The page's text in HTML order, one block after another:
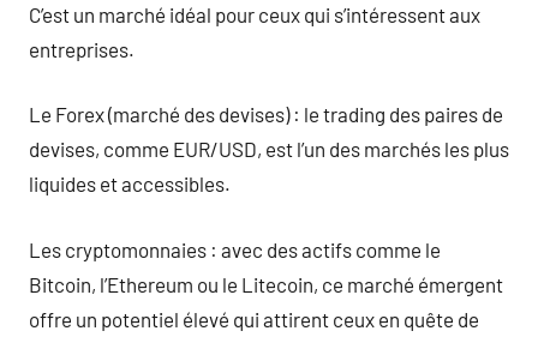
C’est un marché idéal pour ceux qui s’intéressent aux
entreprises.
Le Forex (marché des devises) : le trading des paires de
devises, comme EUR/USD, est l’un des marchés les plus
liquides et accessibles.
Les cryptomonnaies : avec des actifs comme le
Bitcoin, l’Ethereum ou le Litecoin, ce marché émergent
offre un potentiel élevé qui attirent ceux en quête de